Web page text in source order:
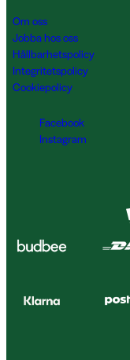
Om oss
Jobba hos oss
Hållbarhetspolicy
Integritetspolicy
Cookiepolicy
Facebook
Instagram